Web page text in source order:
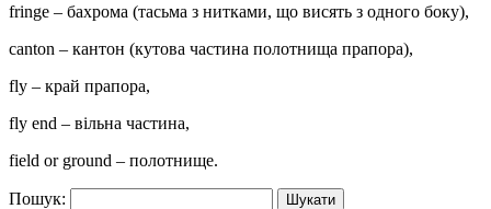
fringe – бахрома (тасьма з нитками, що висять з одного боку),
canton – кантон (кутова частина полотнища прапора),
fly – край прапора,
fly end – вільна частина,
field or ground – полотнище.
Пошук: